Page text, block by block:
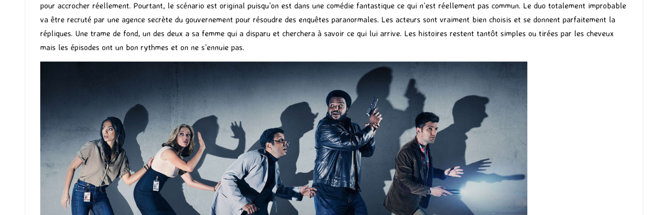
pour accrocher réellement. Pourtant, le scénario est original puisqu’on est dans une comédie fantastique ce qui n’est réellement pas commun. Le duo totalement improbable
va être recruté par une agence secrète du gouvernement pour résoudre des enquêtes paranormales. Les acteurs sont vraiment bien choisis et se donnent parfaitement la
répliques. Une trame de fond, un des deux a sa femme qui a disparu et cherchera à savoir ce qui lui arrive. Les histoires restent tantôt simples ou tirées par les cheveux
mais les épisodes ont un bon rythmes et on ne s’ennuie pas.